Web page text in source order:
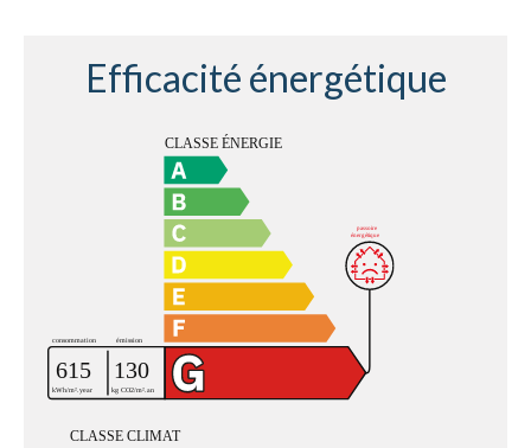
Efficacité énergétique